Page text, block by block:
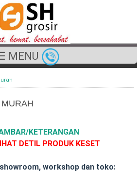
MENU
KETERANGAN
DETIL PRODUK KESET
workshop dan toko: